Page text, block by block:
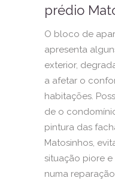
prédio
O bloco de
apresenta
exterior,
a afetar o
habitações.
de o
pintura das
Matosinhos,
situação piore
numa